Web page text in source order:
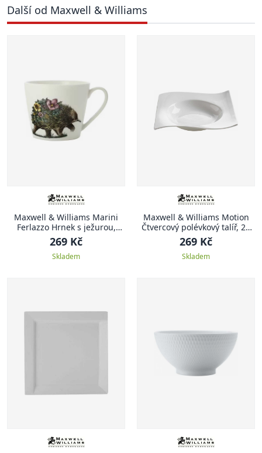
Další od Maxwell & Williams
Maxwell & Williams Marini
Ferlazzo Hrnek s ježurou,
kolorovaný
269 Kč
Skladem
Maxwell & Williams Motion
Čtvercový polévkový talíř, 22
cm
269 Kč
Skladem